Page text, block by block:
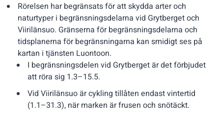
Rörelsen har begränsats för att skydda arter och
naturtyper i begränsningsdelarna vid Grytberget och
Viirilänsuo. Gränserna för begränsningsdelarna och
tidsplanerna för begränsningarna kan smidigt ses på
kartan i tjänsten Luontoon.
I begränsningsdelen vid Grytberget är det förbjudet
att röra sig 1.3–15.5.
Vid Viirilänsuo är cykling tillåten endast vintertid
(1.1–31.3), när marken är frusen och snötäckt.